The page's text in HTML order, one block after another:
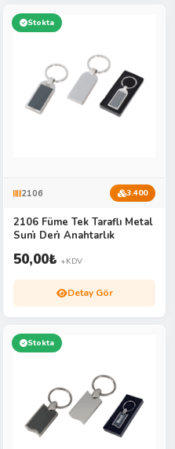
Stokta
2106 3.400
2106 Füme Tek Taraflı Metal
Suni̇ Deri̇ Anahtarlık
50,00₺ +KDV
Detay Gör
Stokta